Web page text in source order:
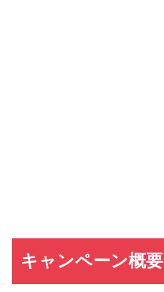
キャンペーン概要